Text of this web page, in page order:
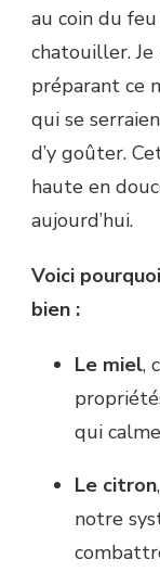
au coin du
chatouiller. Je
préparant ce
qui se
d’y goûter.
haute en
aujourd’hui.
Voici
bien :
Le miel,
qui
Le citron
notre